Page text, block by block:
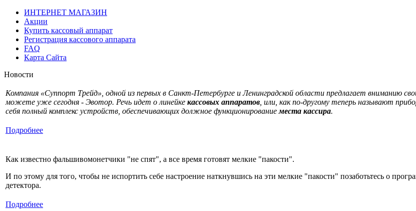
ИНТЕРНЕТ МАГАЗИН
Акции
Купить кассовый аппарат
Регистрация кассового аппарата
FAQ
Карта Сайта
Новости
Компания «Суппорт Трейд», одной из первых в Санкт-Петербурге и Ленинградской области предлагает вниманию
можете уже сегодня - Эвотор. Речь идет о линейке кассовых аппаратов , или, как по-другому теперь называют
себя полный комплекс устройств, обеспечивающих должное функционированиеместа кассира.
Подробнее
Как известно фальшивомонетчики "не спят", а все время готовят мелкие "пакости".
И по этому для того, чтобы не испортить себе настроение наткнувшись на эти мелкие "пакости" позаботьтесь о
детектора.
Подробнее